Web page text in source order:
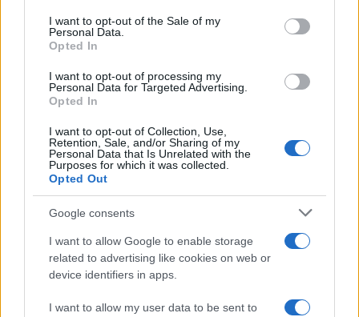
I want to opt-out of the Sale of my
Personal Data.
Opted In
I want to opt-out of processing my
Personal Data for Targeted Advertising.
Opted In
I want to opt-out of Collection, Use,
Retention, Sale, and/or Sharing of my
Personal Data that Is Unrelated with the
Purposes for which it was collected.
Opted Out
Google consents
I want to allow Google to enable storage
related to advertising like cookies on web or
device identifiers in apps.
I want to allow my user data to be sent to
antonio
16 Gennaio 2026, 18:07 18:07
Forse pensavano di essere in Russia o Cina, e li si che
potevano fare quello che vogliono!!
Rispondi
augusto g.
La faziosità ha preso il sopravvento: al diktat della Ditta gli
sventurati risposero “sì”.